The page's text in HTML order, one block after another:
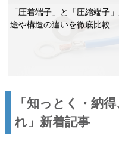
「圧着端子」と「圧縮端子
途や構造の違いを徹底比較
「知っとく・納
れ」新着記事